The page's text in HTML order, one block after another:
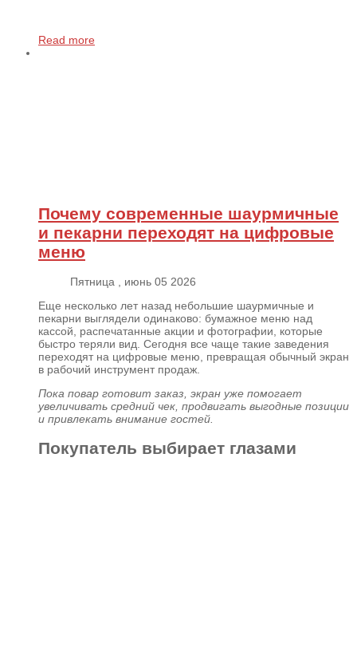
Read more
Почему современные шаурмичные
и пекарни переходят на цифровые
меню
Пятница , июнь 05 2026
Еще несколько лет назад небольшие шаурмичные и
пекарни выглядели одинаково: бумажное меню над
кассой, распечатанные акции и фотографии, которые
быстро теряли вид. Сегодня все чаще такие заведения
переходят на цифровые меню, превращая обычный экран
в рабочий инструмент продаж.
Пока повар готовит заказ, экран уже помогает
увеличивать средний чек, продвигать выгодные позиции
и привлекать внимание гостей.
Покупатель выбирает глазами